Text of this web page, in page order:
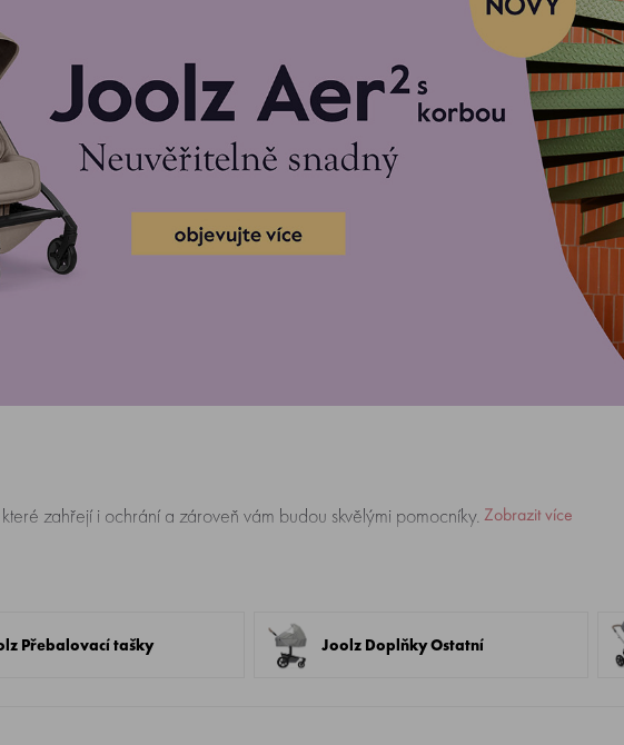
zahřejí i ochrání a zároveň vám budou skvělými pomocníky. Zobrazit více
Přebalovací tašky Joolz Doplňky Ostatní